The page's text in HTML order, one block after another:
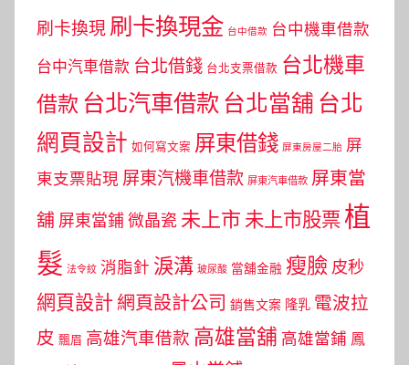
刷卡換現 刷卡換現金 台中借款 台中機車借款
台中汽車借款 台北借錢 台北支票借款 台北機車
借款 台北汽車借款 台北當舖 台北
網頁設計 如何寫文案 屏東借錢 屏東房屋二胎 屏
東支票貼現 屏東汽機車借款 屏東汽車借款 屏東當
舖 屏東當鋪 微晶瓷 未上市 未上市股票植
髮 法令紋 消脂針 淚溝 玻尿酸 當舖金融 瘦臉 皮秒
網頁設計 網頁設計公司 銷售文案 隆乳 電波拉
皮 飄眉 高雄汽車借款 高雄當舖 高雄當鋪 鳳